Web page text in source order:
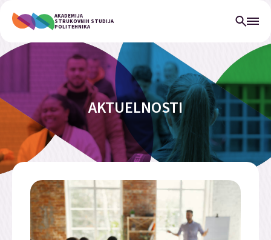
AKADEMIJA
STRUKOVNIH STUDIJA
POLITEHNIKA
AKTUELNOSTI